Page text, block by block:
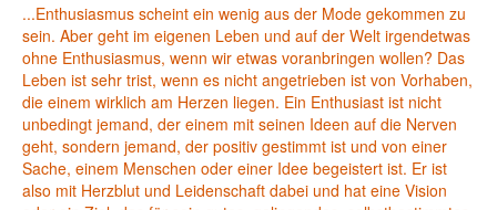
...Enthusiasmus scheint ein wenig aus der Mode gekommen zu
sein. Aber geht im eigenen Leben und auf der Welt irgendetwas
ohne Enthusiasmus, wenn wir etwas voranbringen wollen? Das
Leben ist sehr trist, wenn es nicht angetrieben ist von Vorhaben,
die einem wirklich am Herzen liegen. Ein Enthusiast ist nicht
unbedingt jemand, der einem mit seinen Ideen auf die Nerven
geht, sondern jemand, der positiv gestimmt ist und von einer
Sache, einem Menschen oder einer Idee begeistert ist. Er ist
also mit Herzblut und Leidenschaft dabei und hat eine Vision